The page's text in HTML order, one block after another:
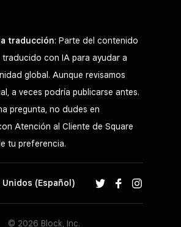
traducción: Parte del contenido
traducido con IA para ayudar a
global. Aunque revisamos
a veces podría publicarse antes.
pregunta, no dudes en
Atención al Cliente de Square
tu preferencia.
Unidos (Español)
© 2026 Block, Inc.